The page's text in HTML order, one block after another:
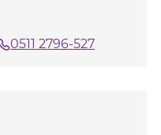
0511 2796-527